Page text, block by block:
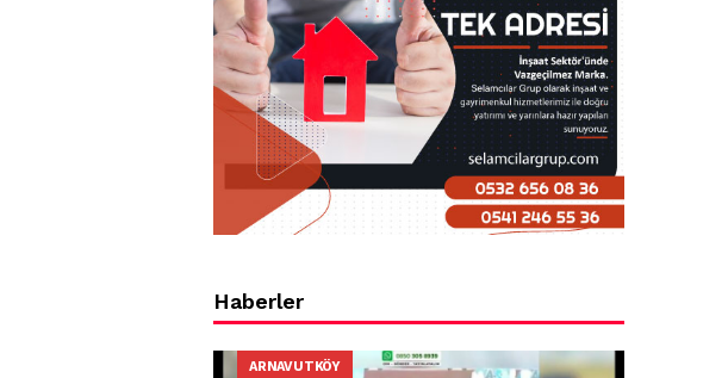
Haberler
ARNAVUTKÖY